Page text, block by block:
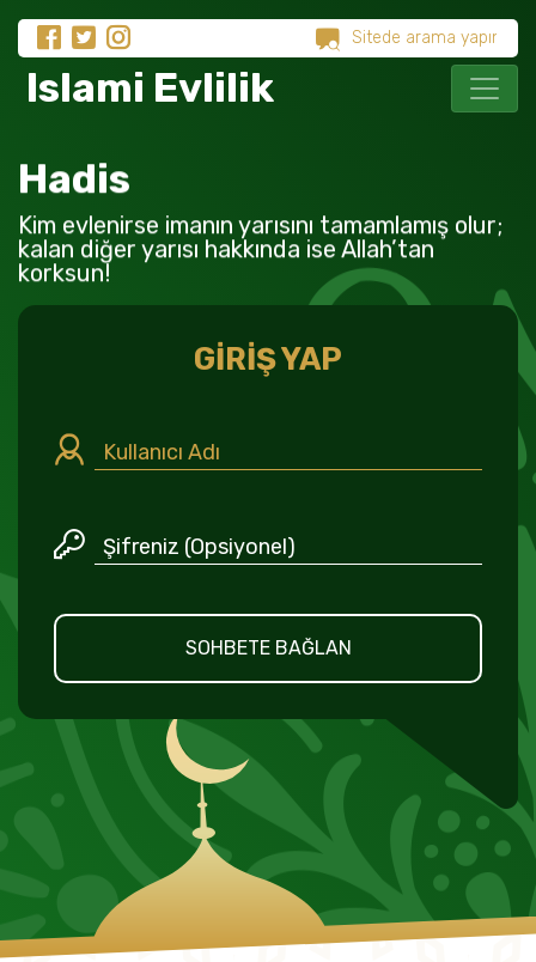
Islami Evlilik
Hadis
Kim evlenirse imanın yarısını tamamlamış olur;
kalan diğer yarısı hakkında ise Allah’tan
korksun!
GİRİŞ YAP
SOHBETE BAĞLAN